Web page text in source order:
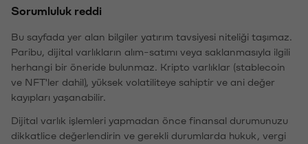
Sorumluluk reddi
Bu sayfada yer alan bilgiler yatırım tavsiyesi niteliği taşımaz.
Paribu, dijital varlıkların alım-satımı veya saklanmasıyla ilgili
herhangi bir öneride bulunmaz. Kripto varlıklar (stablecoin
ve NFT'ler dahil), yüksek volatiliteye sahiptir ve ani değer
kayıpları yaşanabilir.
Dijital varlık işlemleri yapmadan önce finansal durumunuzu
dikkatlice değerlendirin ve gerekli durumlarda hukuk, vergi